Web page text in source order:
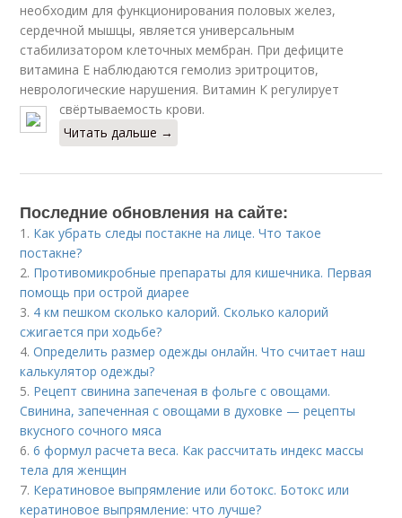
необходим для функционирования половых желез,
сердечной мышцы, является универсальным
стабилизатором клеточных мембран. При дефиците
витамина Е наблюдаются гемолиз эритроцитов,
неврологические нарушения. Витамин К регулирует
свёртываемость крови.
Читать дальше →
Последние обновления на сайте:
1. Как убрать следы постакне на лице. Что такое
постакне?
2. Противомикробные препараты для кишечника. Первая
помощь при острой диарее
3. 4 км пешком сколько калорий. Сколько калорий
сжигается при ходьбе?
4.Определить размер одежды онлайн. Что считает наш
калькулятор одежды?
5. Рецепт свинина запеченая в фольге с овощами.
Свинина, запеченная с овощами в духовке — рецепты
вкусного сочного мяса
6.6 формул расчета веса. Как рассчитать индекс массы
тела для женщин
7. Кератиновое выпрямление или ботокс. Ботокс или
кератиновое выпрямление: что лучше?